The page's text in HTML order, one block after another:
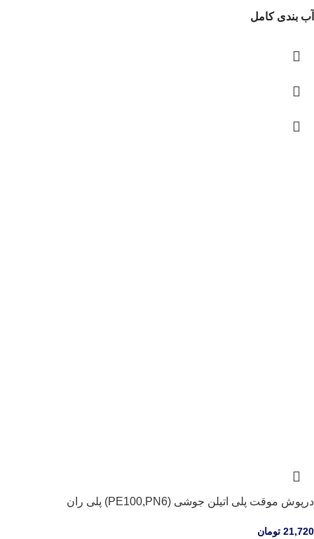
آب بندی کامل
درپوش موقت پلی اتیلن جوشی (PE100,PN6) پلی ران
21,720 تومان